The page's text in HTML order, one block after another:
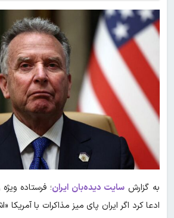
به گزارش سایت دیده‌بان ایران؛ فرستاده
ادعا کرد اگر ایران پای میز مذاکرات با آمریکا